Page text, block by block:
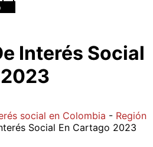
Interés Social
social en Colombia - Región
Social En Cartago 2023